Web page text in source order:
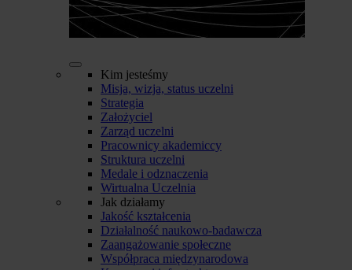
Kim jesteśmy
Misja, wizja, status uczelni
Strategia
Założyciel
Zarząd uczelni
Pracownicy akademiccy
Struktura uczelni
Medale i odznaczenia
Wirtualna Uczelnia
Jak działamy
Jakość kształcenia
Działalność naukowo-badawcza
Zaangażowanie społeczne
Współpraca międzynarodowa